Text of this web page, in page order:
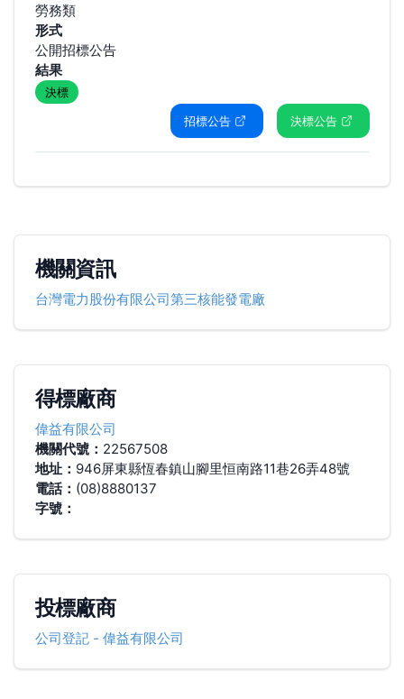
勞務類
形式
公開招標公告
結果
決標
招標公告
決標公告
機關資訊
台灣電力股份有限公司第三核能發電廠
得標廠商
偉益有限公司
機關代號： 22567508
地址： 946屏東縣恆春鎮山腳里恒南路11巷26弄48號
電話： (08)8880137
字號：
投標廠商
公司登記- 偉益有限公司